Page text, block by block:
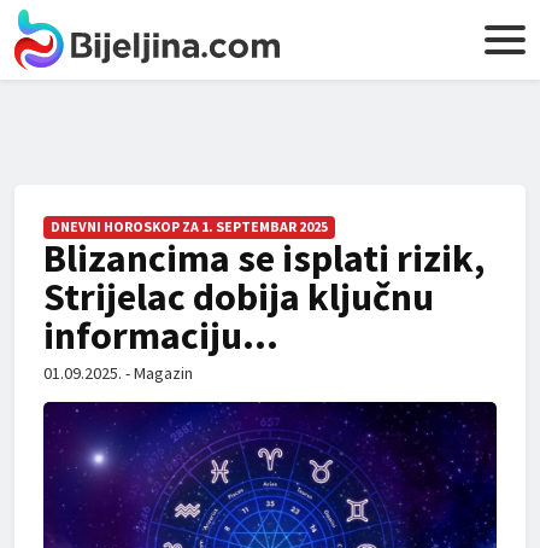
DNEVNI HOROSKOP ZA 1. SEPTEMBAR 2025
Blizancima se isplati rizik,
Strijelac dobija ključnu
informaciju…
01.09.2025. - Magazin